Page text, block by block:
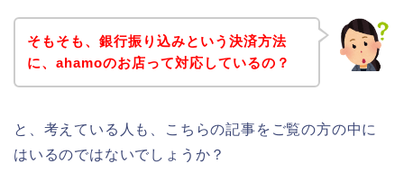
そもそも、銀行振り込みという決済方法
に、ahamoのお店って対応しているの？
と、考えている人も、こちらの記事をご覧の方の中に
はいるのではないでしょうか？